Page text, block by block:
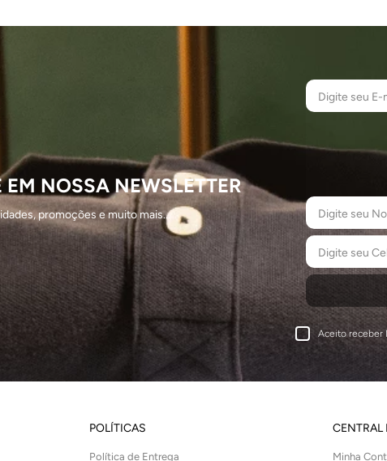
EM NOSSA NEWSLETTER
promoções e muito mais...
Aceito receber
POLÍTICAS
Política de Entrega
CENTRAL
Minha